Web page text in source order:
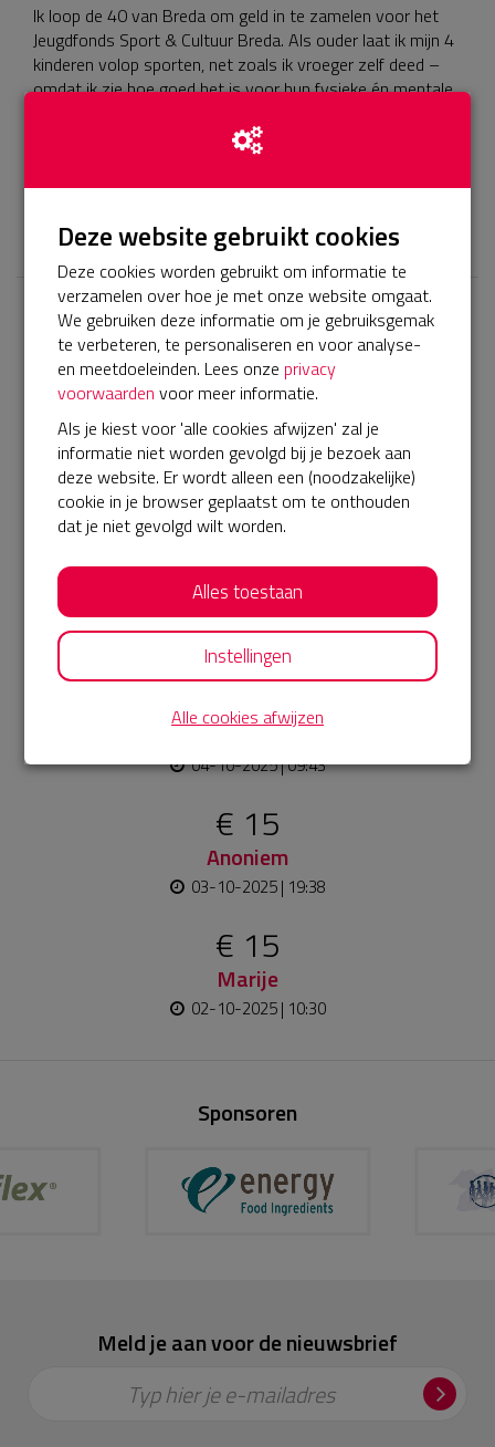
Ik loop de 40 van Breda om geld in te zamelen voor het
Jeugdfonds Sport & Cultuur Breda. Als ouder laat ik mijn 4
kinderen volop sporten, net zoals ik vroeger zelf deed –
omdat ik zie hoe goed het is voor hun fysieke én mentale
vanzelfsprekend. Help jij mee om álle kinderen in Breda die
Laatste donaties
Bekijk alle
€ 10
Ida
05-10-2025 | 12:43
Succes Laura!!!
€ 15
Opa & Oma
04-10-2025 | 15:46
€ 10
Lola
04-10-2025 | 09:43
€ 15
Anoniem
03-10-2025 | 19:38
€ 15
Marije
02-10-2025 | 10:30
Sponsoren
Meld je aan voor de nieuwsbrief
Typ hier je e-mailadres
Deze website gebruikt cookies
Deze cookies worden gebruikt om informatie te
verzamelen over hoe je met onze website omgaat.
We gebruiken deze informatie om je gebruiksgemak
te verbeteren, te personaliseren en voor analyse-
en meetdoeleinden. Lees onze privacy
voorwaarden voor meer informatie.
Als je kiest voor 'alle cookies afwijzen' zal je
informatie niet worden gevolgd bij je bezoek aan
deze website. Er wordt alleen een (noodzakelijke)
cookie in je browser geplaatst om te onthouden
dat je niet gevolgd wilt worden.
Alles toestaan
Instellingen
Alle cookies afwijzen